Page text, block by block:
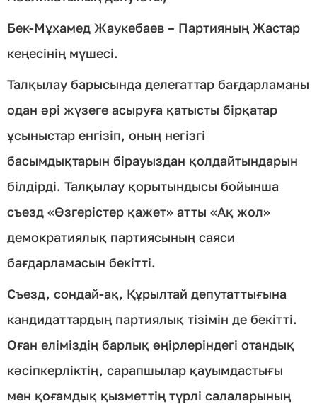
Бек-Мұхамед Жаукебаев – Партияның Жастар
кеңесінің мүшесі.
Талқылау барысында делегаттар бағдарламаны
одан әрі жүзеге асыруға қатысты бірқатар
ұсыныстар енгізіп, оның негізгі
басымдықтарын бірауыздан қолдайтындарын
білдірді. Талқылау қорытындысы бойынша
съезд «Өзгерістер қажет» атты «Ақ жол»
демократиялық партиясының саяси
бағдарламасын бекітті.
Съезд, сондай-ақ, Құрылтай депутаттығына
кандидаттардың партиялық тізімін де бекітті.
Оған еліміздің барлық өңірлеріндегі отандық
кәсіпкерліктің, сарапшылар қауымдастығы
мен қоғамдық қызметтің түрлі салаларының